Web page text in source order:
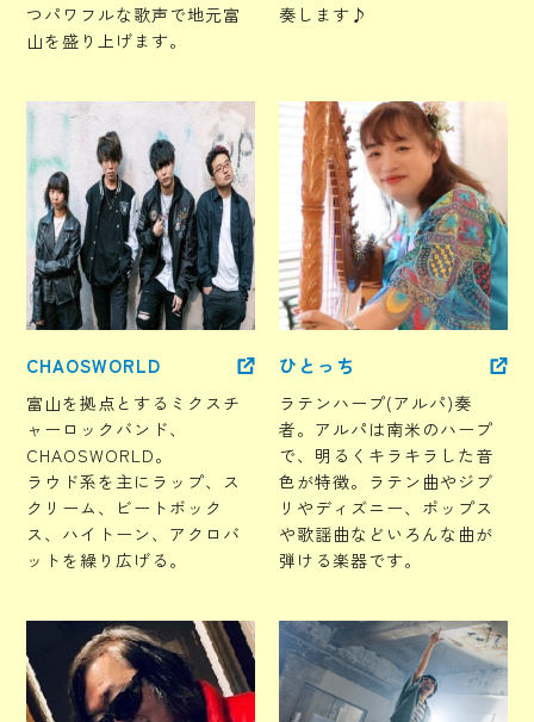
つパワフルな歌声で地元富
山を盛り上げます。
奏します♪
CHAOSWORLD
富山を拠点とするミクスチ
ャーロックバンド、
CHAOSWORLD。
ラウド系を主にラップ、ス
クリーム、ビートボック
ス、ハイトーン、アクロバ
ットを繰り広げる。
ひとっち
ラテンハープ(アルパ)奏
者。アルパは南米のハープ
で、明るくキラキラした音
色が特徴。ラテン曲やジブ
リやディズニー、ポップス
や歌謡曲などいろんな曲が
弾ける楽器です。